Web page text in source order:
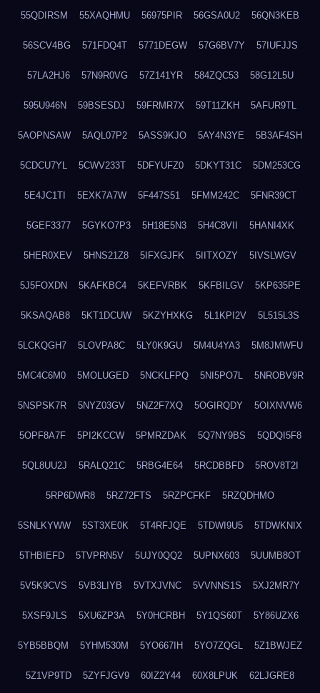
55QDIRSM 55XAQHMU 56975PIR 56GSA0U2 56QN3KEB
56SCV4BG 571FDQ4T 5771DEGW 57G6BV7Y 57IUFJJS
57LA2HJ6 57N9R0VG 57Z141YR 584ZQC53 58G12L5U
595U946N 59BSESDJ 59FRMR7X 59T11ZKH 5AFUR9TL
5AOPNSAW 5AQL07P2 5ASS9KJO 5AY4N3YE 5B3AF4SH
5CDCU7YL 5CWV233T 5DFYUFZ0 5DKYT31C 5DM253CG
5E4JC1TI 5EXK7A7W 5F447S51 5FMM242C 5FNR39CT
5GEF3377 5GYKO7P3 5H18E5N3 5H4C8VII 5HANI4XK
5HER0XEV 5HNS21Z8 5IFXGJFK 5IITXOZY 5IVSLWGV
5J5FOXDN 5KAFKBC4 5KEFVRBK 5KFBILGV 5KP635PE
5KSAQAB8 5KT1DCUW 5KZYHXKG 5L1KPI2V 5L515L3S
5LCKQGH7 5LOVPA8C 5LY0K9GU 5M4U4YA3 5M8JMWFU
5MC4C6M0 5MOLUGED 5NCKLFPQ 5NI5PO7L 5NROBV9R
5NSPSK7R 5NYZ03GV 5NZ2F7XQ 5OGIRQDY 5OIXNVW6
5OPF8A7F 5PI2KCCW 5PMRZDAK 5Q7NY9BS 5QDQI5F8
5QL8UU2J 5RALQ21C 5RBG4E64 5RCDBBFD 5ROV8T2I
5RP6DWR8 5RZ72FTS 5RZPCFKF 5RZQDHMO
5SNLKYWW 5ST3XE0K 5T4RFJQE 5TDWI9U5 5TDWKNIX
5THBIEFD 5TVPRN5V 5UJY0QQ2 5UPNX603 5UUMB8OT
5V5K9CVS 5VB3LIYB 5VTXJVNC 5VVNNS1S 5XJ2MR7Y
5XSF9JLS 5XU6ZP3A 5Y0HCRBH 5Y1QS60T 5Y86UZX6
5YB5BBQM 5YHM530M 5YO667IH 5YO7ZQGL 5Z1BWJEZ
5Z1VP9TD 5ZYFJGV9 60IZ2Y44 60X8LPUK 62LJGRE8